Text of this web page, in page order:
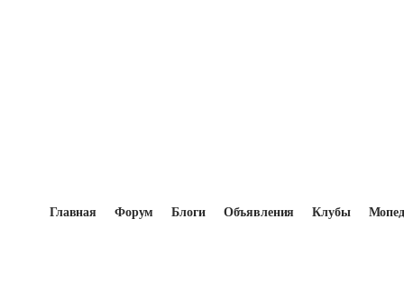
Главная Форум Блоги Объявления Клубы